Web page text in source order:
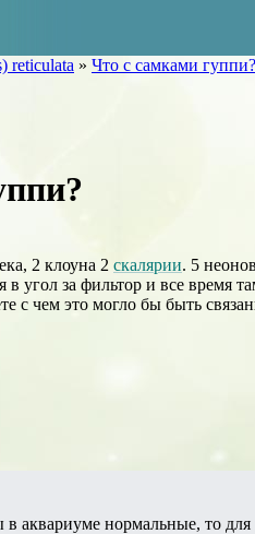
reticulata » Что с самками гуппи?
2 клоуна 2 скалярии. 5
в угол за фильтор и все время
с чем это могло бы быть
аквариуме нормальные, то для